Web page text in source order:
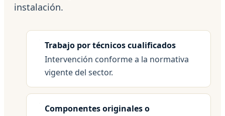
instalación.
Trabajo por técnicos cualificados
Intervención conforme a la normativa
vigente del sector.
Componentes originales o